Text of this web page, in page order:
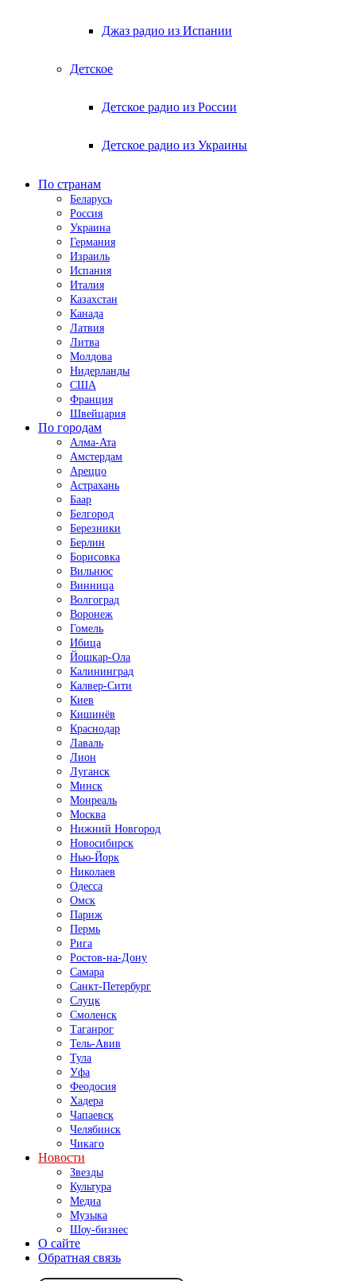
Джаз радио из Испании
Детское
Детское радио из России
Детское радио из Украины
По странам
Беларусь
Россия
Украина
Германия
Израиль
Испания
Италия
Казахстан
Канада
Латвия
Литва
Молдова
Нидерланды
США
Франция
Швейцария
По городам
Алма-Ата
Амстердам
Ареццо
Астрахань
Баар
Белгород
Березники
Берлин
Борисовка
Вильнюс
Винница
Волгоград
Воронеж
Гомель
Ибица
Йошкар-Ола
Калининград
Калвер-Сити
Киев
Кишинёв
Краснодар
Лаваль
Лион
Луганск
Минск
Монреаль
Москва
Нижний Новгород
Новосибирск
Нью-Йорк
Николаев
Одесса
Омск
Париж
Пермь
Рига
Ростов-на-Дону
Самара
Санкт-Петербург
Слуцк
Смоленск
Таганрог
Тель-Авив
Тула
Уфа
Феодосия
Хадера
Чапаевск
Челябинск
Чикаго
Новости
Звезды
Культура
Медиа
Музыка
Шоу-бизнес
О сайте
Обратная связь